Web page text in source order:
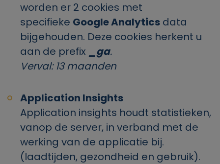
worden er 2 cookies met
specifieke Google Analytics data
bijgehouden. Deze cookies herkent u
aan de prefix
_ga.
Verval: 13 maanden
Application Insights
Application insights houdt statistieken,
vanop de server, in verband met de
werking van de applicatie bij.
(laadtijden, gezondheid en gebruik).